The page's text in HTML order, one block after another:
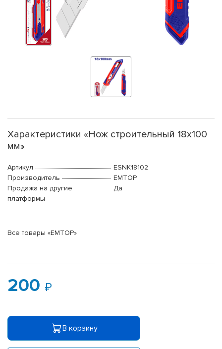
Характеристики «Нож строительный 18х100
мм»
Артикул
ESNK18102
Производитель
EMTOP
Продажа на другие
платформы
Да
Все товары «EMTOP»
200
В корзину